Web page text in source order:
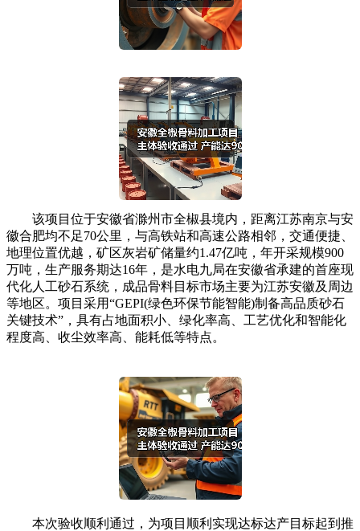
该项目位于安徽省滁州市全椒县境内，距离江苏南京与安
徽合肥均不足70公里，与高铁站和高速公路相邻，交通便捷、
地理位置优越，矿区灰岩矿储量约1.47亿吨，年开采规模900
万吨，生产服务期达16年，是水电九局在安徽省承建的首座现
代化人工砂石系统，成品骨料目标市场主要为江苏安徽及周边
等地区。项目采用“GEPI(绿色环保节能智能)制备高品质砂石
关键技术”，具有占地面积小、绿化率高、工艺优化和智能化
程度高、收尘效率高、能耗低等特点。
本次验收顺利通过，为项目顺利实现达标达产目标起到推